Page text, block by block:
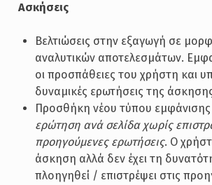
Ασκήσεις
Βελτιώσεις στην εξαγωγή σε
αναλυτικών αποτελεσμάτων.
οι προσπάθειες του χρήστη και
δυναμικές ερωτήσεις της
Προσθήκη νέου τύπου
ερώτηση ανά σελίδα χωρίς
προηγούμενες ερωτήσεις. Ο
άσκηση αλλά δεν έχει τη
πλοηγηθεί / επιστρέψει στις